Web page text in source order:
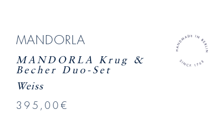
MANDORLA
MANDORLA Krug &
Becher Duo-Set
Weiss
395,00€